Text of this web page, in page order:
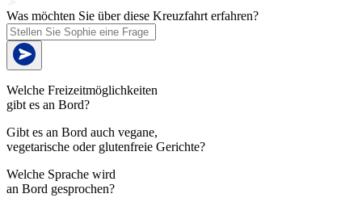
Was möchten Sie über diese Kreuzfahrt erfahren?
Welche Freizeitmöglichkeiten
gibt es an Bord?
Gibt es an Bord auch vegane,
vegetarische oder glutenfreie Gerichte?
Welche Sprache wird
an Bord gesprochen?